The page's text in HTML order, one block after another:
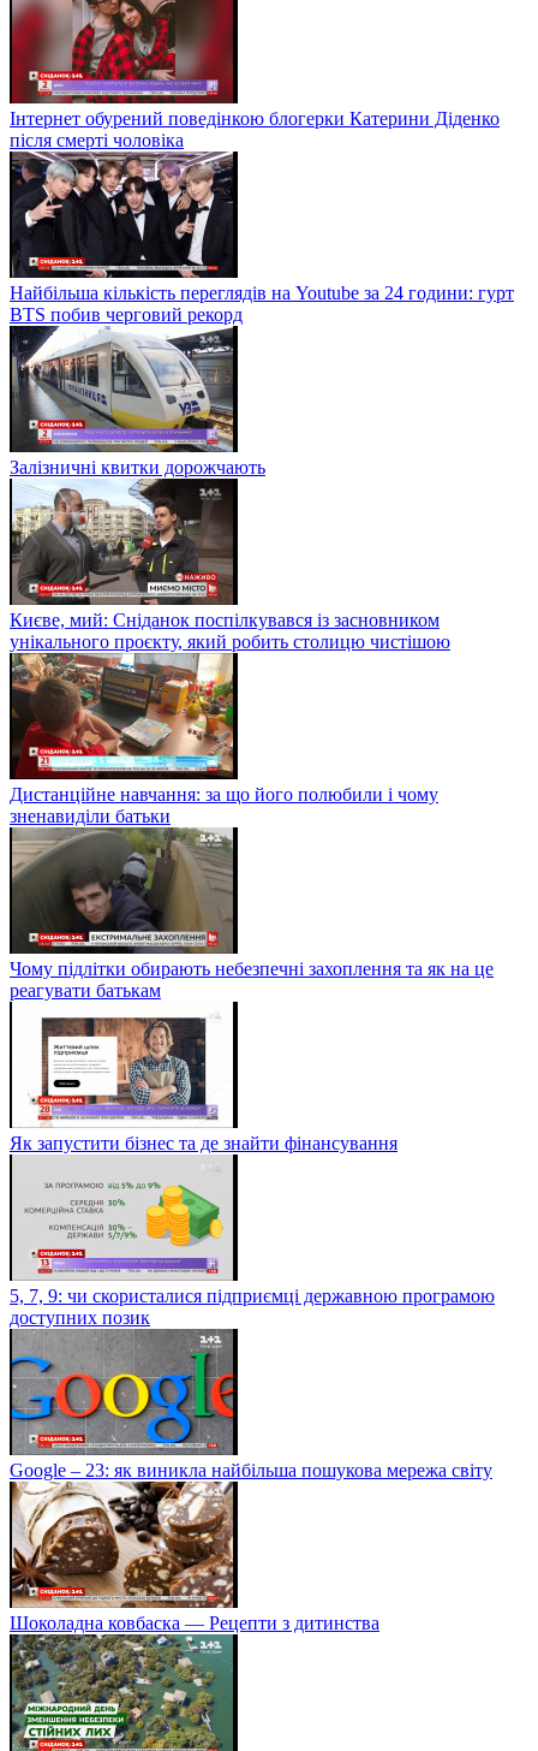
Інтернет обурений поведінкою блогерки Катерини Діденко
після смерті чоловіка
Найбільша кількість переглядів на Youtube за 24 години: гурт
BTS побив черговий рекорд
Залізничні квитки дорожчають
Києве, мий: Сніданок поспілкувався із засновником
унікального проєкту, який робить столицю чистішою
Дистанційне навчання: за що його полюбили і чому
зненавиділи батьки
Чому підлітки обирають небезпечні захоплення та як на це
реагувати батькам
Як запустити бізнес та де знайти фінансування
5, 7, 9: чи скористалися підприємці державною програмою
доступних позик
Google – 23: як виникла найбільша пошукова мережа світу
Шоколадна ковбаска — Рецепти з дитинства